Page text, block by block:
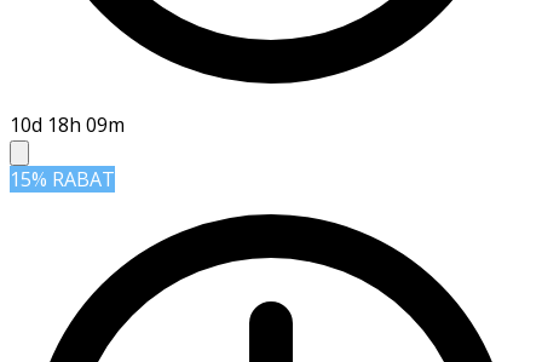
10d 18h 09m
15% RABAT